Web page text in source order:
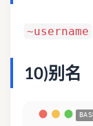
~username
10)别名